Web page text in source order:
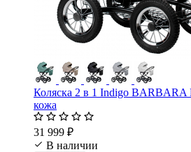
Коляска 2 в 1 Indigo BARBARA
кожа
31 999 ₽
В наличии